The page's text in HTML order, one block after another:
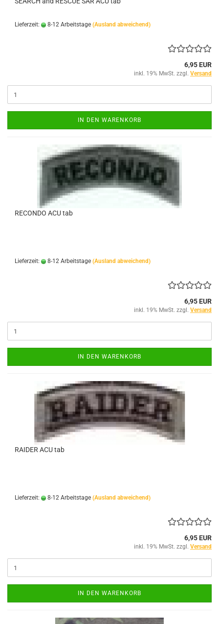
Lieferzeit: 8-12 Arbeitstage (Ausland abweichend)
6,95 EUR
inkl. 19% MwSt. zzgl. Versand
IN DEN WARENKORB
RECONDO ACU tab
Lieferzeit: 8-12 Arbeitstage (Ausland abweichend)
6,95 EUR
inkl. 19% MwSt. zzgl. Versand
IN DEN WARENKORB
RAIDER ACU tab
Lieferzeit: 8-12 Arbeitstage (Ausland abweichend)
6,95 EUR
inkl. 19% MwSt. zzgl. Versand
IN DEN WARENKORB